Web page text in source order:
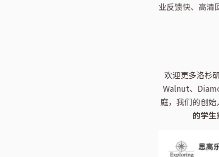
业反馈快、高清
欢迎更多洛杉
Walnut、
庭，我们的创始
的学